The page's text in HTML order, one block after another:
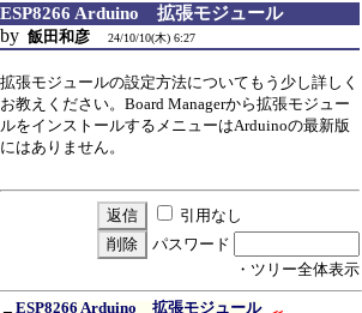
ESP8266 Arduino 拡張モジュール
by 飯田和彦 24/10/10(木) 6:27
拡張モジュールの設定方法についてもう少し詳しく
お教えください。Board Managerから拡張モジュー
ルをインストールするメニューはArduinoの最新版
にはありません。
引用なし
パスワード
・ツリー全体表示
ESP8266 Arduino 拡張モジュール